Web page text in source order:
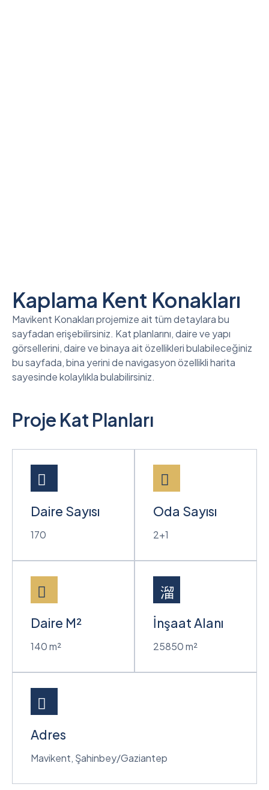
Kaplama Kent Konakları
Mavikent Konakları projemize ait tüm detaylara bu
sayfadan erişebilirsiniz. Kat planlarını, daire ve yapı
görsellerini, daire ve binaya ait özellikleri bulabileceğiniz
bu sayfada, bina yerini de navigasyon özellikli harita
sayesinde kolaylıkla bulabilirsiniz.
Proje Kat Planları
Daire Sayısı
170
Oda Sayısı
2+1
Daire M²
140 m²
İnşaat Alanı
25850 m²
Adres
Mavikent, Şahinbey/Gaziantep